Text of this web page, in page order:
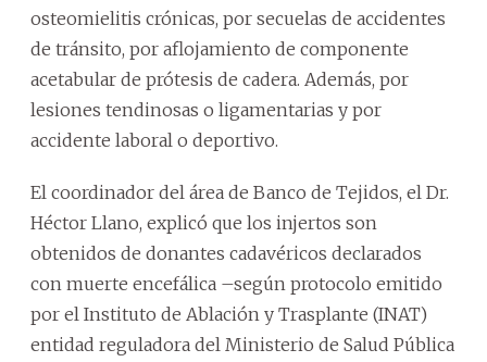
osteomielitis crónicas, por secuelas de accidentes
de tránsito, por aflojamiento de componente
acetabular de prótesis de cadera. Además, por
lesiones tendinosas o ligamentarias y por
accidente laboral o deportivo.
El coordinador del área de Banco de Tejidos, el Dr.
Héctor Llano, explicó que los injertos son
obtenidos de donantes cadavéricos declarados
con muerte encefálica –según protocolo emitido
por el Instituto de Ablación y Trasplante (INAT)
entidad reguladora del Ministerio de Salud Pública